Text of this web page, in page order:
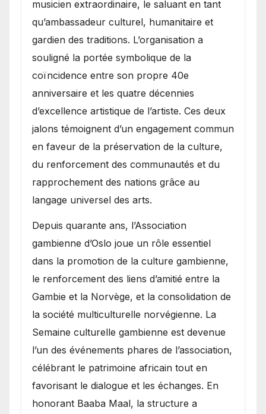
musicien extraordinaire, le saluant en tant
qu’ambassadeur culturel, humanitaire et
gardien des traditions. L’organisation a
souligné la portée symbolique de la
coïncidence entre son propre 40e
anniversaire et les quatre décennies
d’excellence artistique de l’artiste. Ces deux
jalons témoignent d’un engagement commun
en faveur de la préservation de la culture,
du renforcement des communautés et du
rapprochement des nations grâce au
langage universel des arts.
​Depuis quarante ans, l’Association
gambienne d’Oslo joue un rôle essentiel
dans la promotion de la culture gambienne,
le renforcement des liens d’amitié entre la
Gambie et la Norvège, et la consolidation de
la société multiculturelle norvégienne. La
Semaine culturelle gambienne est devenue
l’un des événements phares de l’association,
célébrant le patrimoine africain tout en
favorisant le dialogue et les échanges. En
honorant Baaba Maal, la structure a